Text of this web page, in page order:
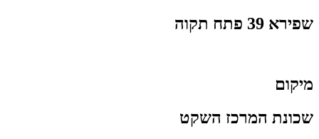
שפירא 39 פתח תקוה
מיקום
שכונת המרכז השקט